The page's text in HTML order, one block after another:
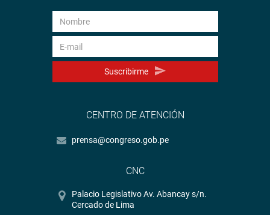
Suscribirme
CENTRO DE ATENCIÓN
prensa@congreso.gob.pe
CNC
Palacio Legislativo Av. Abancay s/n.
Cercado de Lima